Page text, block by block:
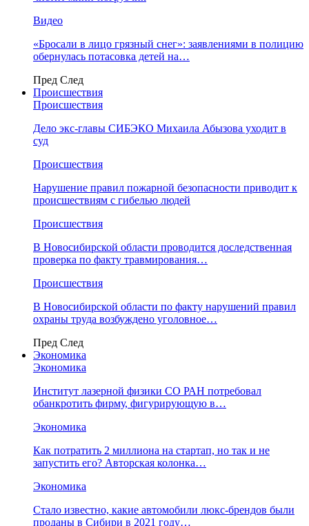
Видео
«Бросали в лицо грязный снег»: заявлениями в полицию
обернулась потасовка детей на…
Пред След
Происшествия
Происшествия
Дело экс-главы СИБЭКО Михаила Абызова уходит в
суд
Происшествия
Нарушение правил пожарной безопасности приводит к
происшествиям с гибелью людей
Происшествия
В Новосибирской области проводится доследственная
проверка по факту травмирования…
Происшествия
В Новосибирской области по факту нарушений правил
охраны труда возбуждено уголовное…
Пред След
Экономика
Экономика
Институт лазерной физики СО РАН потребовал
обанкротить фирму, фигурирующую в…
Экономика
Как потратить 2 миллиона на стартап, но так и не
запустить его? Авторская колонка…
Экономика
Стало известно, какие автомобили люкс-брендов были
проданы в Сибири в 2021 году…